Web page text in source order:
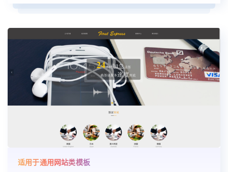
适用于通用网站类模板